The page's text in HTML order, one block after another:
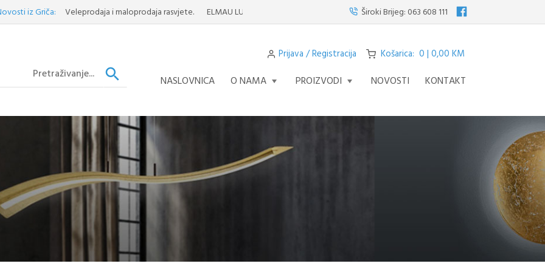
Griča:Veleprodaja i maloprodaja rasvjete. ELMAU LUSTER Otkrijte visilicu s četiri svjetla iz serije STREAM – fascinantno remek djelo koje
Široki Brijeg: 063 608 111
Prijava / Registracija Košarica: 0 | 0,00 KM
NASLOVNICA O NAMA PROIZVODI NOVOSTI KONTAKT